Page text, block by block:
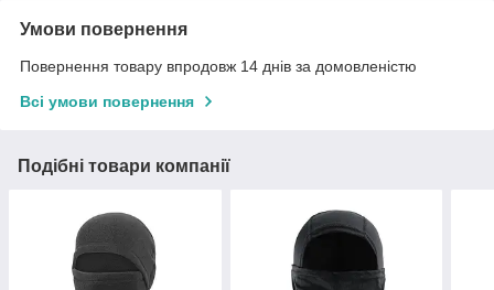
Умови повернення
Повернення товару впродовж 14 днів за домовленістю
Всі умови повернення
Подібні товари компанії